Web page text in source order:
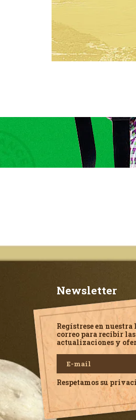
Newsletter
Regístrese en nuestra
correo para recibir
actualizaciones y
Respetamos su